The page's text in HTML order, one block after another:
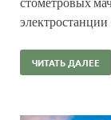
ЧИТАТЬ ДАЛЕЕ